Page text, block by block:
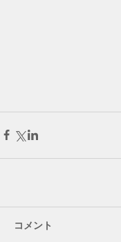
コメント